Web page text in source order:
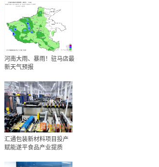
河南大雨、暴雨！驻马店最
新天气预报
汇通包装新材料项目投产
赋能遂平食品产业提质